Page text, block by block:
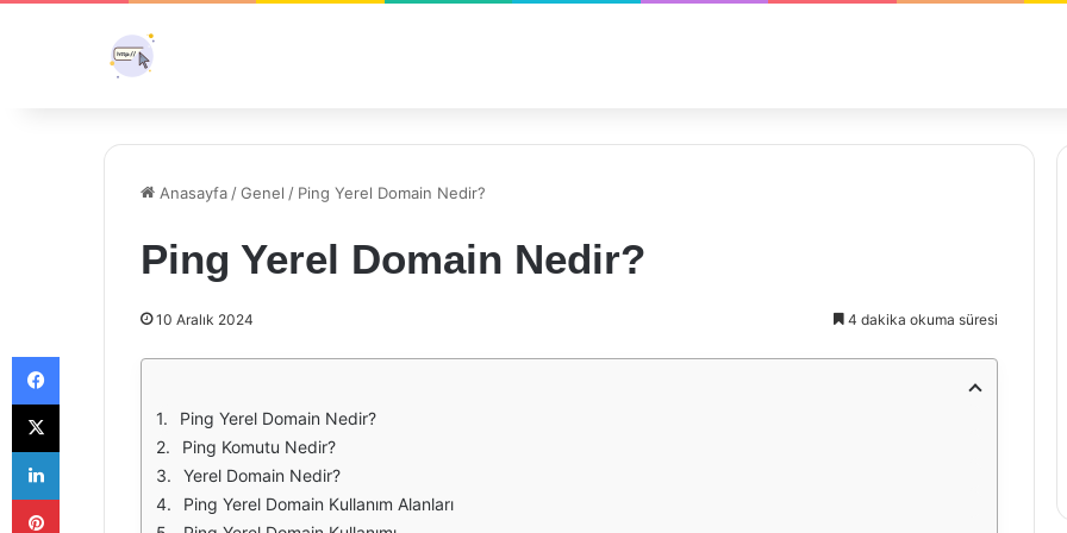
Anasayfa /Genel / Ping Yerel Domain Nedir?
Ping Yerel Domain Nedir?
10 Aralık 2024 4 dakika okuma süresi
Ping Yerel Domain Nedir?
Ping Komutu Nedir?
Yerel Domain Nedir?
Ping Yerel Domain Kullanım Alanları
Facebook
X
LinkedIn
Pinterest